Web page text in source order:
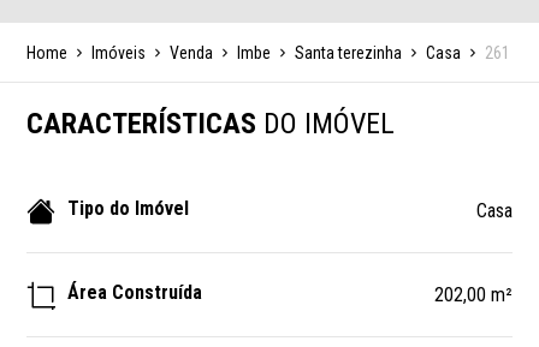
Home Imóveis Venda Imbe Santa terezinha Casa 261
CARACTERÍSTICAS DO IMÓVEL
Tipo do Imóvel Casa
Área Construída 202,00 m²